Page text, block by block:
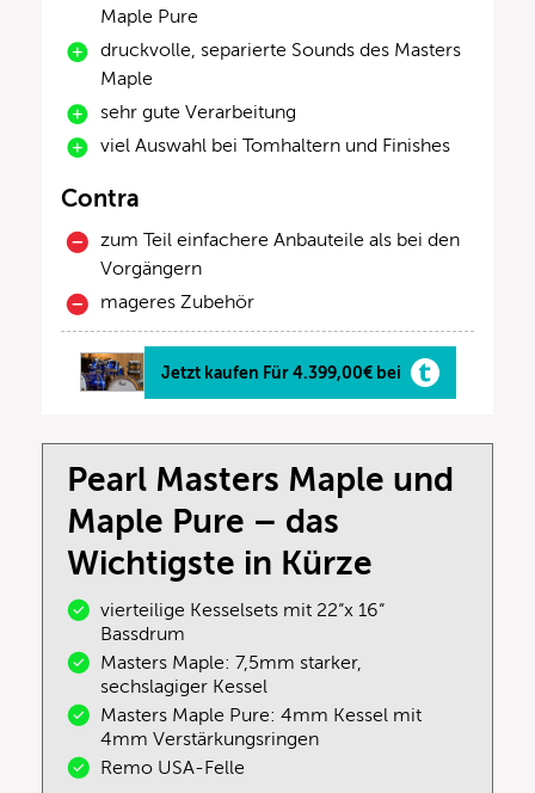
Maple Pure
druckvolle, separierte Sounds des Masters
Maple
sehr gute Verarbeitung
viel Auswahl bei Tomhaltern und Finishes
Contra
zum Teil einfachere Anbauteile als bei den
Vorgängern
mageres Zubehör
Jetzt kaufen Für 4.399,00€ bei
Pearl Masters Maple und
Maple Pure – das
Wichtigste in Kürze
vierteilige Kesselsets mit 22“x 16“
Bassdrum
Masters Maple: 7,5mm starker,
sechslagiger Kessel
Masters Maple Pure: 4mm Kessel mit
4mm Verstärkungsringen
Remo USA-Felle